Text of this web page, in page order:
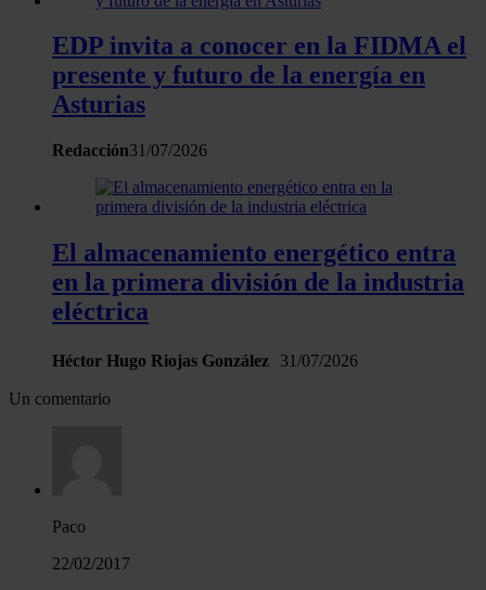
de cookies.
Las cookies de este sitio web se usan para personalizar
el contenido y los anuncios, ofrecer funciones de redes
sociales y analizar el tráfico. Además, compartimos
web, quienes pueden combinarla con otra información
que les haya proporcionado o que hayan recopilado a
partir del uso que haya hecho de sus servicios.
EDP invita a conocer en la FIDMA el
presente y futuro de la energía en
Asturias
Redacción31/07/2026
El almacenamiento energético entra
en la primera división de la industria
eléctrica
Héctor Hugo Riojas González 31/07/2026
Un comentario
Paco
22/02/2017